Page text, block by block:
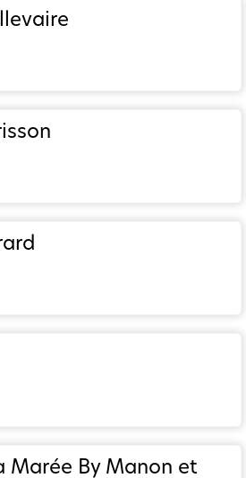
Marée By Manon et